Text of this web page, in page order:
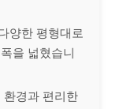
양한 평형대로
을 넓혔습니
환경과 편리한